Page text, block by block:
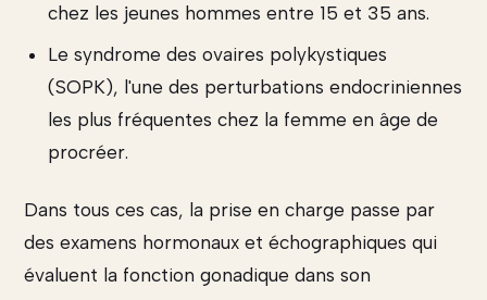
chez les jeunes hommes entre 15 et 35 ans.
Le syndrome des ovaires polykystiques
(SOPK), l'une des perturbations endocriniennes
les plus fréquentes chez la femme en âge de
procréer.
Dans tous ces cas, la prise en charge passe par
des examens hormonaux et échographiques qui
évaluent la fonction gonadique dans son